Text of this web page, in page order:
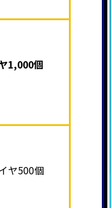
1,000個
ヤ500個